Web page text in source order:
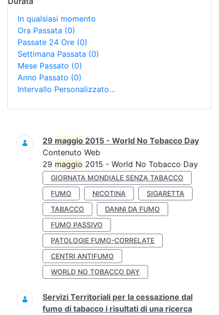
In qualsiasi momento
Ora Passata (0)
Passate 24 Ore (0)
Settimana Passata (0)
Mese Passato (0)
Anno Passato (0)
Intervallo Personalizzato…
Ricerca
29 maggio 2015 - World No Tobacco Day
Contenuto Web
29 maggio 2015 - World No Tobacco Day
GIORNATA MONDIALE SENZA TABACCO
FUMO
NICOTINA
SIGARETTA
TABACCO
DANNI DA FUMO
FUMO PASSIVO
PATOLOGIE FUMO-CORRELATE
CENTRI ANTIFUMO
WORLD NO TOBACCO DAY
Servizi Territoriali per la cessazione dal
fumo di tabacco i risultati di una ricerca